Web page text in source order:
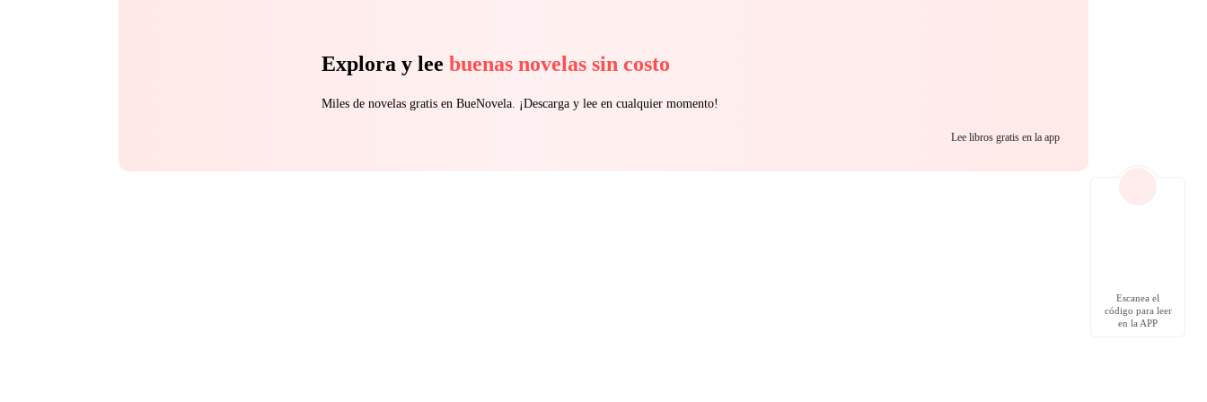
Explora y lee buenas novelas sin costo
Miles de novelas gratis en BueNovela. ¡Descarga y lee en cualquier momento!
Lee libros gratis en la app
Escanea el
código para leer
en la APP